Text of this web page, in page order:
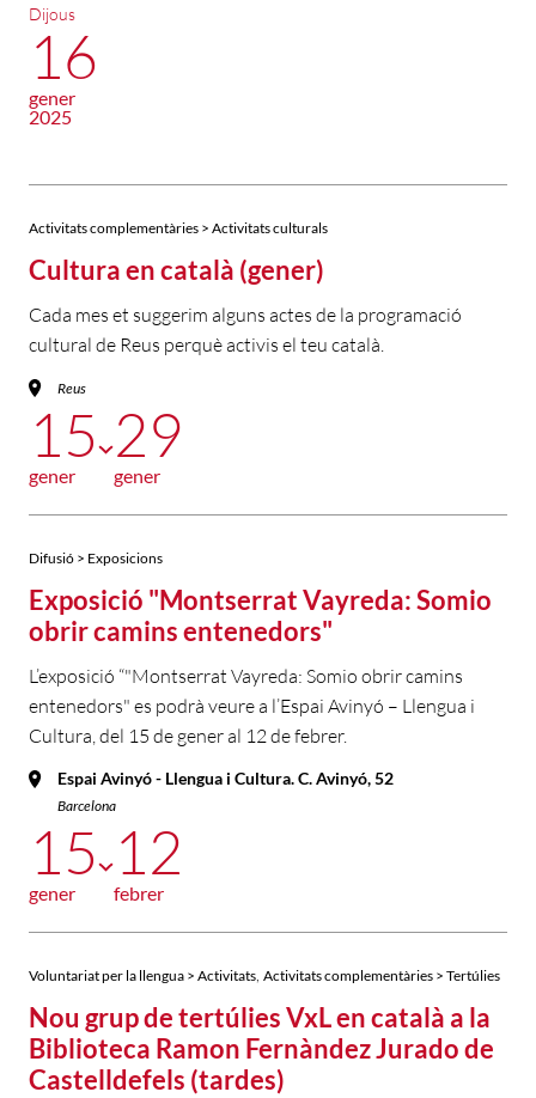
Dijous
16
gener
2025
Activitats complementàries > Activitats culturals
Cultura en català (gener)
Cada mes et suggerim alguns actes de la programació
cultural de Reus perquè activis el teu català.
Reus
15
gener
29
gener
Difusió > Exposicions
Exposició "Montserrat Vayreda: Somio
obrir camins entenedors"
L’exposició “"Montserrat Vayreda: Somio obrir camins
entenedors" es podrà veure a l’Espai Avinyó – Llengua i
Cultura, del 15 de gener al 12 de febrer.
Espai Avinyó - Llengua i Cultura. C. Avinyó, 52
Barcelona
15
gener
12
febrer
Voluntariat per la llengua > Activitats Activitats complementàries > Tertúlies
Nou grup de tertúlies VxL en català a la
Biblioteca Ramon Fernàndez Jurado de
Castelldefels (tardes)